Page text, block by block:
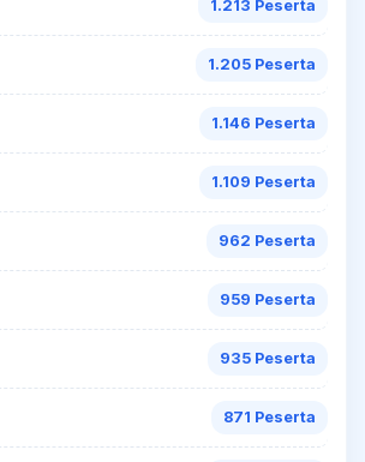
1.213 Peserta
1.205 Peserta
1.146 Peserta
1.109 Peserta
962 Peserta
959 Peserta
935 Peserta
871 Peserta